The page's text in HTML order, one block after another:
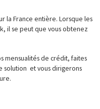
la France entière. Lorsque les
il se peut que vous obtenez
mensualités de crédit, faites
solution et vous dirigerons